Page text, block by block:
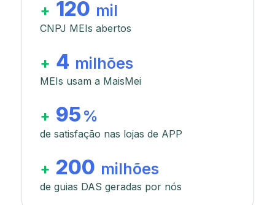
+ 120 mil
CNPJ MEIs abertos
+ 4 milhões
MEIs usam a MaisMei
+ 95 %
de satisfação nas lojas de APP
+ 200 milhões
de guias DAS geradas por nós